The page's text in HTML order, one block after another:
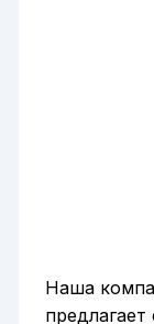
Наша